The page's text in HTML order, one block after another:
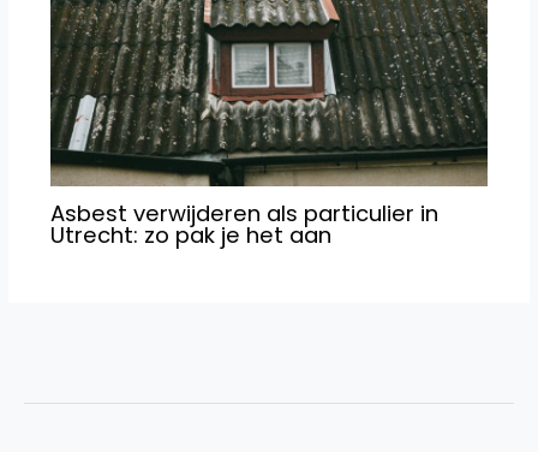
Asbest verwijderen als particulier in
Utrecht: zo pak je het aan